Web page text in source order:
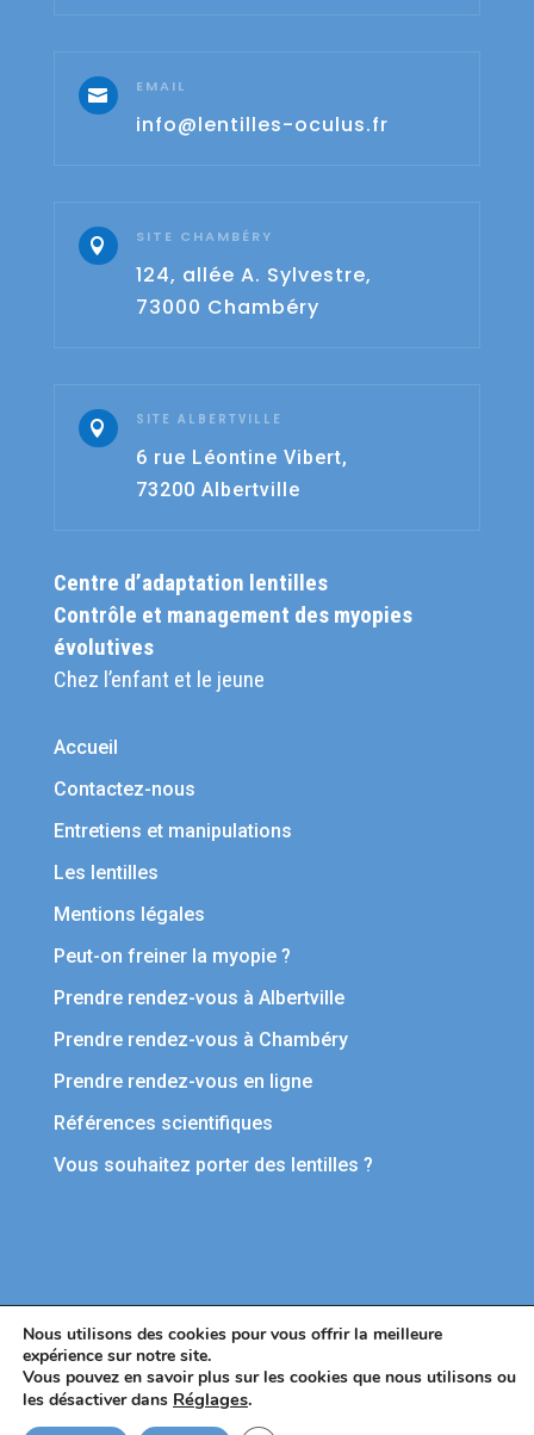
 EMAIL
info@lentilles-oculus.fr
 SITE CHAMBÉRY
124, allée A. Sylvestre,
73000 Chambéry
 SITE ALBERTVILLE
6 rue Léontine Vibert,
73200 Albertville
Centre d’adaptation lentilles
Contrôle et management des myopies
évolutives
Chez l’enfant et le jeune
Accueil
Contactez-nous
Entretiens et manipulations
Les lentilles
Mentions légales
Peut-on freiner la myopie ?
Prendre rendez-vous à Albertville
Prendre rendez-vous à Chambéry
Prendre rendez-vous en ligne
Références scientifiques
Vous souhaitez porter des lentilles ?
Centre OCULUS©2021 Création de site internet
médicaux parClicher.eu
Nous utilisons des cookies pour vous offrir la meilleure
expérience sur notre site.
Vous pouvez en savoir plus sur les cookies que nous utilisons ou
les désactiver dans Réglages.